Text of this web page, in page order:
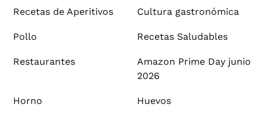
Recetas de Aperitivos Cultura gastronómica
Pollo Recetas Saludables
Restaurantes
Amazon Prime Day junio
2026
Horno Huevos